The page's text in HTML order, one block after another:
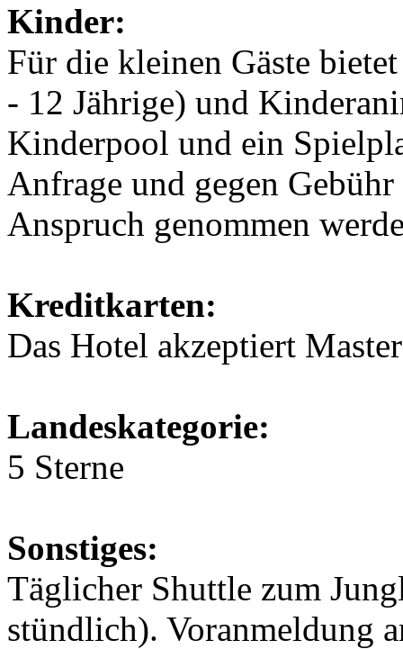
Kinder:
Für die kleinen Gäste
- 12 Jährige) und
Kinderpool und ein
Anfrage und gegen
Anspruch genommen
Kreditkarten:
Das Hotel akzeptiert
Landeskategorie:
5 Sterne
Sonstiges:
Täglicher Shuttle zum
stündlich). Voranmeldung